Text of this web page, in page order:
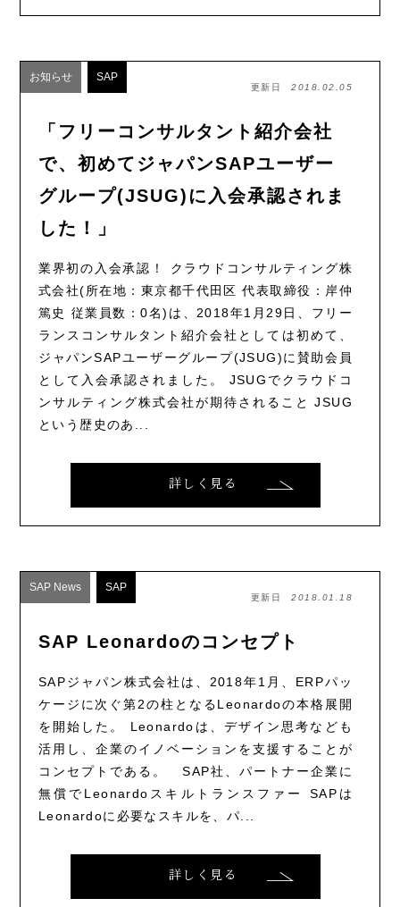
お知らせ SAP
更新日2018.02.05
「フリーコンサルタント紹介会社
で、初めてジャパンSAPユーザー
グループ(JSUG)に入会承認されま
した！」
業界初の入会承認！ クラウドコンサルティング株
式会社(所在地：東京都千代田区 代表取締役：岸仲
篤史 従業員数：0名)は、2018年1月29日、フリー
ランスコンサルタント紹介会社としては初めて、
ジャパンSAPユーザーグループ(JSUG)に賛助会員
として入会承認されました。 JSUGでクラウドコ
ンサルティング株式会社が期待されること JSUG
という歴史のあ...
詳しく見る
SAP News SAP
更新日2018.01.18
SAP Leonardoのコンセプト
SAPジャパン株式会社は、2018年1月、ERPパッ
ケージに次ぐ第2の柱となるLeonardoの本格展開
を開始した。 Leonardoは、デザイン思考なども
活用し、企業のイノベーションを支援することが
コンセプトである。 SAP社、パートナー企業に
無償でLeonardoスキルトランスファー SAPは
Leonardoに必要なスキルを、パ...
詳しく見る